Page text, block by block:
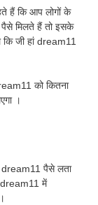
हैं कि आप लोगों के
पैसे मिलते हैं तो इसके
कि जी हां dream11
को कितना
।
dream11 पैसे लता
dream11 में